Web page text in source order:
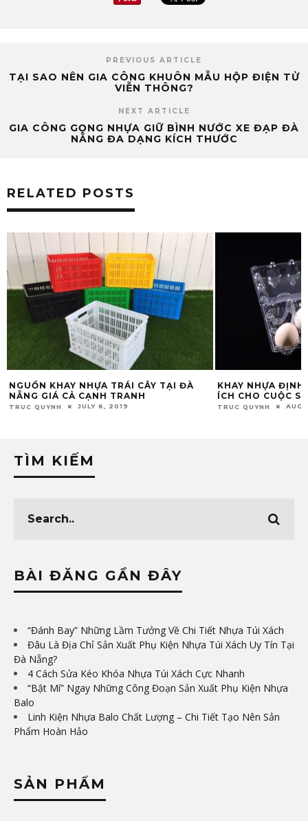
PREVIOUS ARTICLE
TẠI SAO NÊN GIA CÔNG KHUÔN MẪU HỘP ĐIỆN TỬ
VIỄN THÔNG?
NEXT ARTICLE
GIA CÔNG GỌNG NHỰA GIỮ BÌNH NƯỚC XE ĐẠP ĐÀ
NẴNG ĐA DẠNG KÍCH THƯỚC
RELATED POSTS
KHAY NHỰA ĐỊNH HÌNH ĐÀ NẴNG HỮU
ÍCH CHO CUỘC SỐNG
TRUC QUYNH AUGUST 20, 2019
LY NHỰA NẮP
NẴNG
THU GIANG
TÌM KIẾM
BÀI ĐĂNG GẦN ĐÂY
“Đánh Bay” Những Lầm Tưởng Về Chi Tiết Nhựa Túi Xách
Đâu Là Địa Chỉ Sản Xuất Phụ Kiện Nhựa Túi Xách Uy Tín Tại
Đà Nẵng?
4 Cách Sửa Kéo Khóa Nhựa Túi Xách Cực Nhanh
“Bật Mí” Ngay Những Công Đoạn Sản Xuất Phụ Kiện Nhựa
Balo
Linh Kiện Nhựa Balo Chất Lượng – Chi Tiết Tạo Nên Sản
Phẩm Hoàn Hảo
SẢN PHẨM